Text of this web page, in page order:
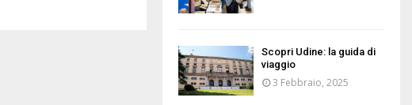
Scopri Udine: la guida di
viaggio
3 Febbraio, 2025